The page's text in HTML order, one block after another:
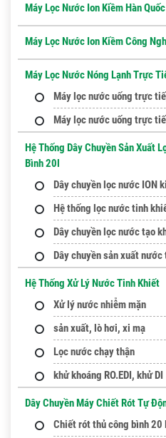
Máy Lọc Nước Ion Kiềm Hàn Quốc
Máy Lọc Nước Ion Kiềm Công
Máy Lọc Nước Nóng Lạnh Trực
Máy lọc nước uống trực
Máy lọc nước uống trực
Hệ Thống Dây Chuyền Sản Xuất
Bình 20l
Dây chuyền lọc nước ION
Hệ thống lọc nước tinh
Dây chuyền lọc nước tạo
Dây chuyền sản xuất
Hệ Thống Xử Lý Nước Tinh Khiết
Xử lý nước nhiễm mặn
sản xuất, lò hơi, xi mạ
Lọc nước chạy thận
khử khoáng RO.EDI, khử DI
Dây Chuyền Máy Chiết Rót Tự
Chiết rót thủ công bình